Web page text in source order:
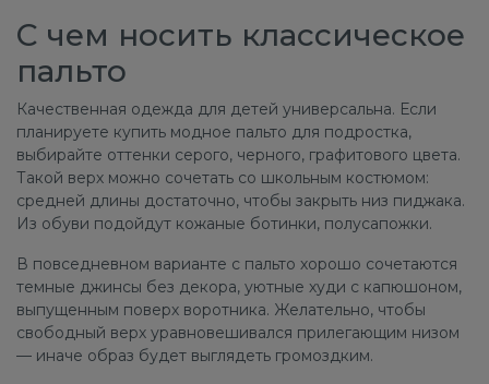
С чем носить классическое
пальто
Качественная одежда для детей универсальна. Если
планируете купить модное пальто для подростка,
выбирайте оттенки серого, черного, графитового цвета.
Такой верх можно сочетать со школьным костюмом:
средней длины достаточно, чтобы закрыть низ пиджака.
Из обуви подойдут кожаные ботинки, полусапожки.
В повседневном варианте с пальто хорошо сочетаются
темные джинсы без декора, уютные худи с капюшоном,
выпущенным поверх воротника. Желательно, чтобы
свободный верх уравновешивался прилегающим низом
— иначе образ будет выглядеть громоздким.